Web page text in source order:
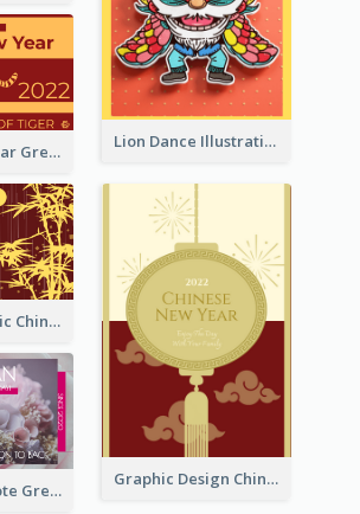
Lion Dance Illustration Photo Greeting Card
Lunar New Year Greeting Card With Tiger Illustration
Simple Graphic Chinese New Year In Red And Yellow
Graphic Design Chinese New Year Greeting Card With Decorations
Valentine Quote Greeting Card